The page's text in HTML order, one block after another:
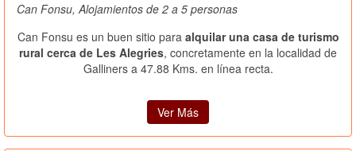
Can Fonsu, Alojamientos de 2 a 5 personas
Can Fonsu es un buen sitio para alquilar una casa de turismo
rural cerca de Les Alegries, concretamente en la localidad de
Galliners a 47.88 Kms. en línea recta.
Ver Más